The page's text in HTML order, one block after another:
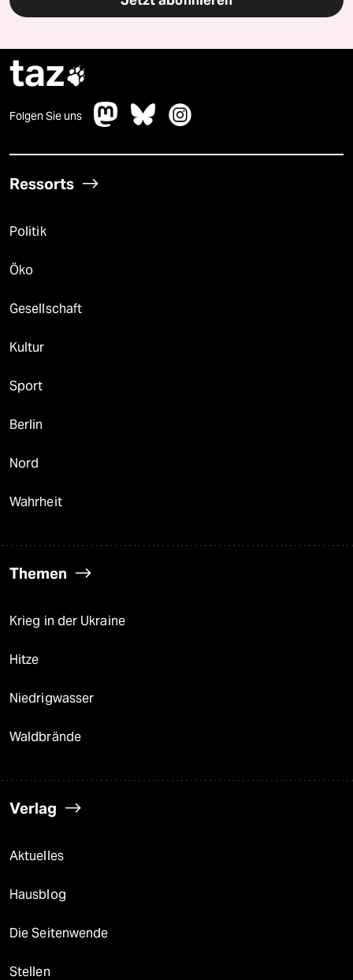
taz
Folgen Sie uns
Ressorts
Politik
Öko
Gesellschaft
Kultur
Sport
Berlin
Nord
Wahrheit
Themen
Krieg in der Ukraine
Hitze
Niedrigwasser
Waldbrände
Verlag
Aktuelles
Hausblog
Die Seitenwende
Stellen